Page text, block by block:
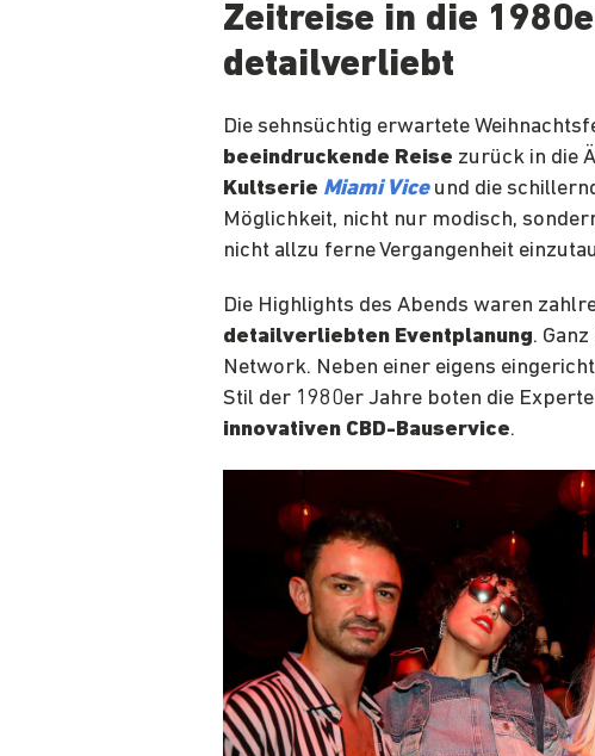
Zeitreise in die
detailverliebt
Die sehnsüchtig erwartete
beeindruckende Reise zurück in die
Kultserie Miami Viceund die
Möglichkeit, nicht nur modisch,
nicht allzu ferne Vergangenheit
Die Highlights des Abends waren
detailverliebten Eventplanung.
Network. Neben einer eigens
Stil der 1980er Jahre boten die
innovativen CBD-Bauservice.